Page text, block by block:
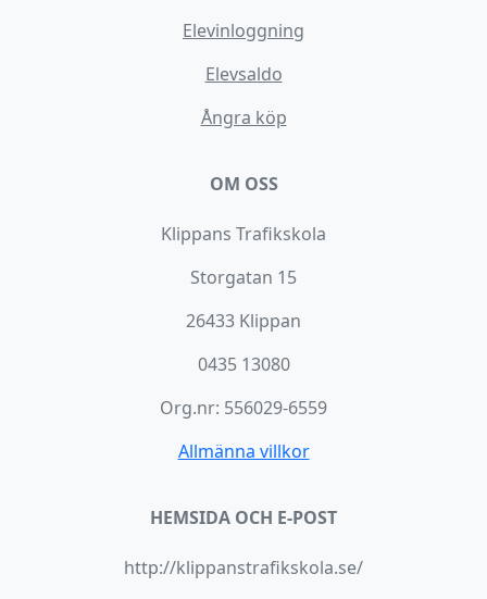
Elevinloggning
Elevsaldo
Ångra köp
OM OSS
Klippans Trafikskola
Storgatan 15
26433 Klippan
0435 13080
Org.nr: 556029-6559
Allmänna villkor
HEMSIDA OCH E-POST
http://klippanstrafikskola.se/